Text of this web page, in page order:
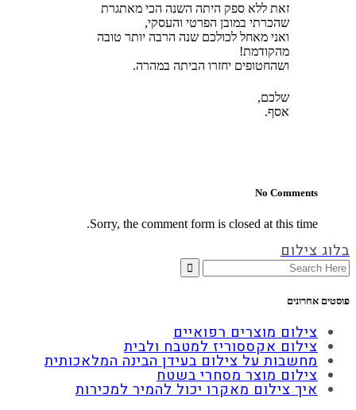
זאת ללא ספק היתה השנה הכי מאתגרת
שהכרתי במובן הפרטי והעסקי,
ואני מאחל לכולכם שנה הרבה יותר טובה
מהקודמת!
ושהחטופים יחזרו הביתה במהרה.
שלכם,
אסף.
No Comments
Sorry, the comment form is closed at this time.
בלוג צילום
Search
for:
פוסטים אחרונים
צילום מוצרים רפואיים
צילום אקססוריז למטבח ולבית
מחשבות על צילום בעידן הבינה המלאכותית
צילום מוצר מסחרי בשטח
איך צילום מאקרו יכול להמיר למכירות